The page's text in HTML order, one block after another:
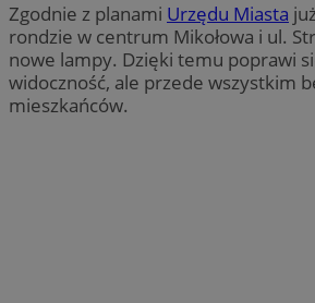
Zgodnie z planami Urzędu Miasta
rondzie w centrum Mikołowa i ul.
nowe lampy. Dzięki temu poprawi
widoczność, ale przede wszystkim
mieszkańców.